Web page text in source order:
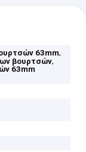
63mm,
βουρτσών,
63mm